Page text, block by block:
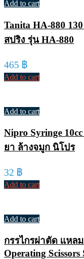
Add to cart
Tanita HA-880
สปริง รุ่น HA-880
465 ฿
Add to cart
Add to cart
Nipro Syringe
ยา ล้างจมูก นิโปร
32 ฿
Add to cart
Add to cart
กรรไกรผ่าตัด แหล
Operating Scissors